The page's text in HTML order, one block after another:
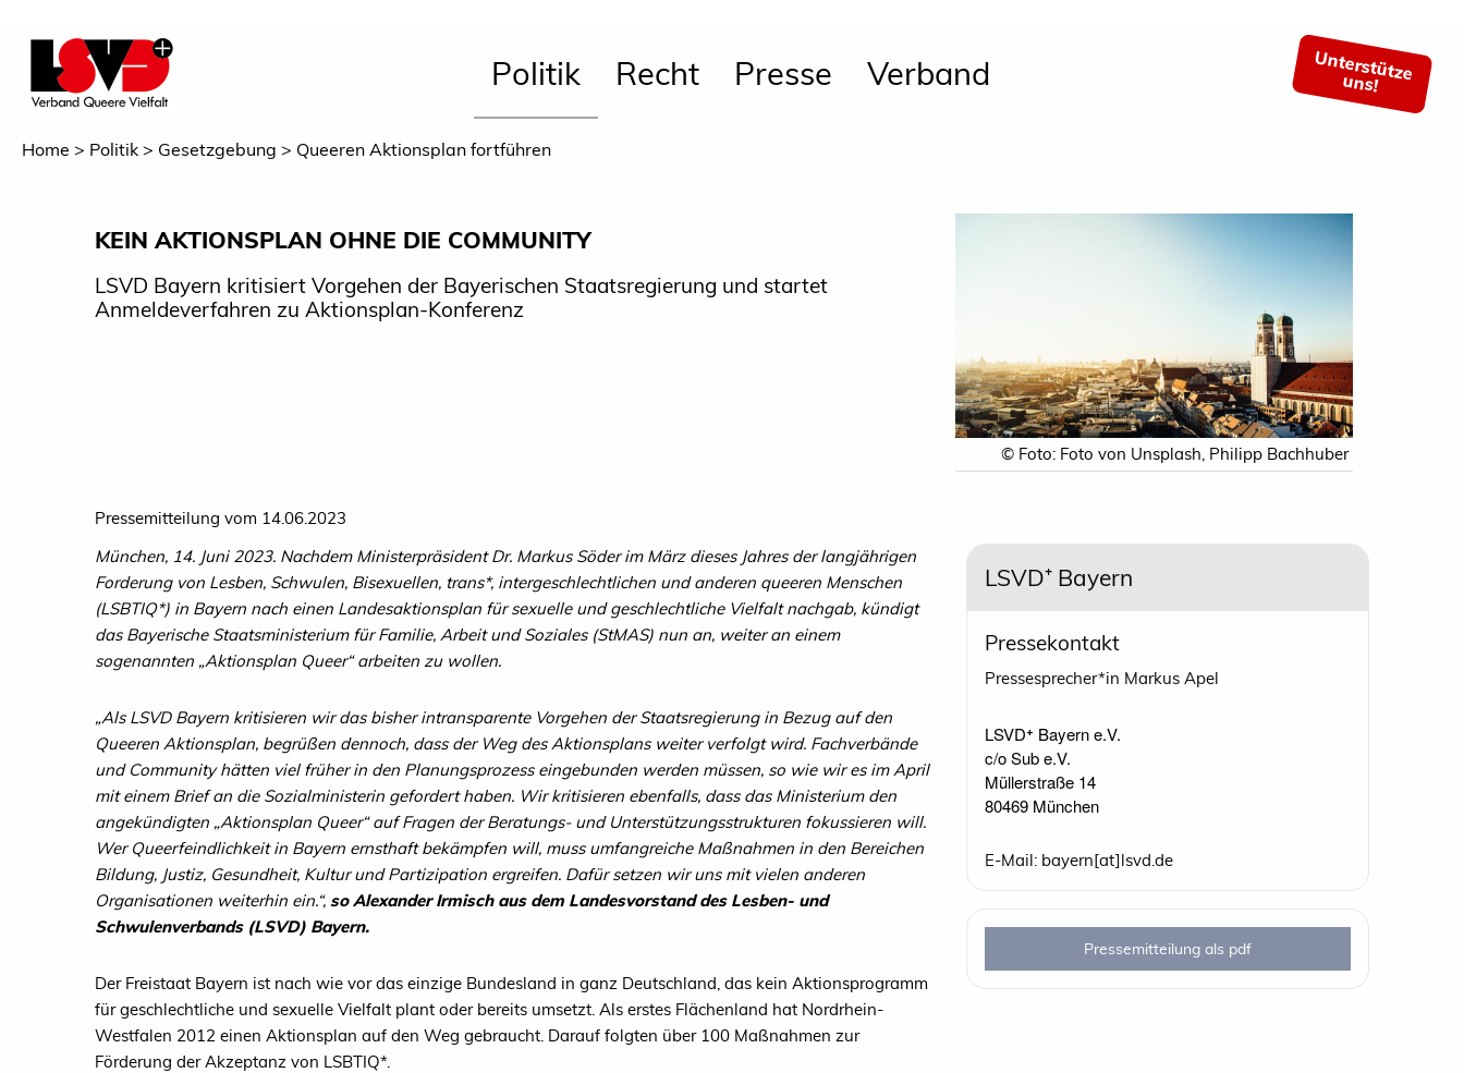
Politik Recht Presse Verband Unterstütze
uns!
Home Politik Gesetzgebung Queeren Aktionsplan fortführen
KEIN AKTIONSPLAN OHNE DIE COMMUNITY
LSVD Bayern kritisiert Vorgehen der Bayerischen Staatsregierung und startet
Anmeldeverfahren zu Aktionsplan-Konferenz
© Foto: Foto von Unsplash, Philipp Bachhuber
Pressemitteilung vom 14.06.2023
München, 14. Juni 2023. Nachdem Ministerpräsident Dr. Markus Söder im März dieses Jahres der langjährigen
Forderung von Lesben, Schwulen, Bisexuellen, trans*, intergeschlechtlichen und anderen queeren Menschen
(LSBTIQ*) in Bayern nach einen Landesaktionsplan für sexuelle und geschlechtliche Vielfalt nachgab, kündigt
das Bayerische Staatsministerium für Familie, Arbeit und Soziales (StMAS) nun an, weiter an einem
sogenannten „Aktionsplan Queer“ arbeiten zu wollen.
„Als LSVD Bayern kritisieren wir das bisher intransparente Vorgehen der Staatsregierung in Bezug auf den
Queeren Aktionsplan, begrüßen dennoch, dass der Weg des Aktionsplans weiter verfolgt wird. Fachverbände
und Community hätten viel früher in den Planungsprozess eingebunden werden müssen, so wie wir es im April
mit einem Brief an die Sozialministerin gefordert haben. Wir kritisieren ebenfalls, dass das Ministerium den
angekündigten „Aktionsplan Queer“ auf Fragen der Beratungs- und Unterstützungsstrukturen fokussieren will.
Wer Queerfeindlichkeit in Bayern ernsthaft bekämpfen will, muss umfangreiche Maßnahmen in den Bereichen
Bildung, Justiz, Gesundheit, Kultur und Partizipation ergreifen. Dafür setzen wir uns mit vielen anderen
Organisationen weiterhin ein.“, so Alexander Irmischaus dem Landesvorstand des Lesben- und
Schwulenverbands (LSVD) Bayern.
Der Freistaat Bayern ist nach wie vor das einzige Bundesland in ganz Deutschland, das kein Aktionsprogramm
für geschlechtliche und sexuelle Vielfalt plant oder bereits umsetzt. Als erstes Flächenland hat Nordrhein-
Westfalen 2012 einen Aktionsplan auf den Weg gebraucht. Darauf folgten über 100 Maßnahmen zur
Förderung der Akzeptanz von LSBTIQ*.
LSVD⁺ Bayern
Pressekontakt
Pressesprecher*in Markus Apel
LSVD⁺ Bayern e.V.
c/o Sub e.V.
Müllerstraße 14
80469 München
E-Mail: bayern[at]lsvd.de
Pressemitteilung als pdf